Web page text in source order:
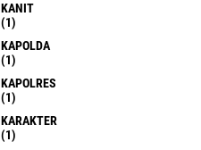
KANIT
(1)
KAPOLDA
(1)
KAPOLRES
(1)
KARAKTER
(1)